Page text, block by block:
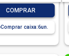
COMPRAR
Comprar caixa:6